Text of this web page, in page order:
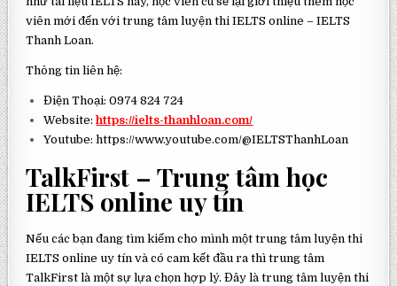
viên mới đến với trung tâm luyện thi IELTS online – IELTS
Thanh Loan.
Thông tin liên hệ:
Điện Thoại: 0974 824 724
Website:https://ielts-thanhloan.com/
Youtube: https://www.youtube.com/@IELTSThanhLoan
TalkFirst – Trung tâm học
IELTS online uy tín
Nếu các bạn đang tìm kiếm cho mình một trung tâm luyện thi
IELTS online uy tín và có cam kết đầu ra thì trung tâm
TalkFirst là một sự lựa chọn hợp lý. Đây là trung tâm luyện thi